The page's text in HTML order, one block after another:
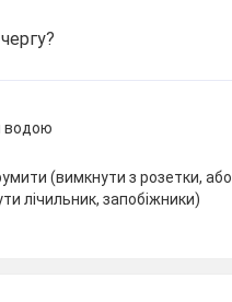
водою
(вимкнути з розетки, або
лічильник, запобіжники)